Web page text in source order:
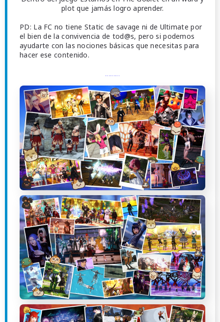
plot que jamás logro aprender.
PD: La FC no tiene Static de savage ni de Ultimate por
el bien de la convivencia de tod@s, pero si podemos
ayudarte con las nociones básicas que necesitas para
hacer ese contenido.
.........